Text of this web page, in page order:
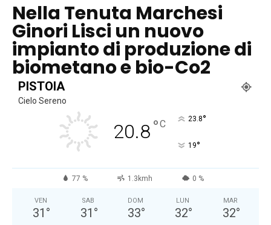
Nella Tenuta Marchesi
Ginori Lisci un nuovo
impianto di produzione di
biometano e bio-Co2
PISTOIA
Cielo Sereno
20.8°C 23.8°
19°
77 % 1.3kmh 0 %
VEN
31 °
SAB
31 °
DOM
33°
LUN
32°
MAR
32°